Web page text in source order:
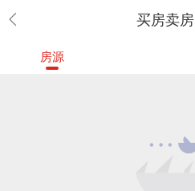
买房卖房
房源